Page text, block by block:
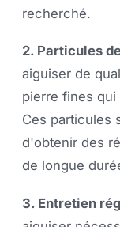
recherché.
2. Particules
aiguiser de
pierre fines
Ces particules
d'obtenir des
de longue
3. Entretien